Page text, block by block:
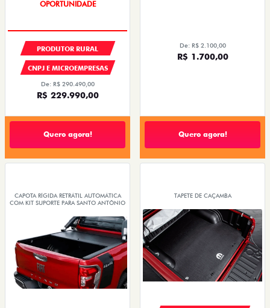
OPORTUNIDADE
PRODUTOR RURAL
CNPJ E MICROEMPRESAS
De: R$ 290.490,00
R$ 229.990,00
Quero agora!
De: R$ 2.100,00
R$ 1.700,00
Quero agora!
CAPOTA RÍGIDA RETRÁTIL AUTOMÁTICA
COM KIT SUPORTE PARA SANTO ANTÔNIO
TAPETE DE CAÇAMBA